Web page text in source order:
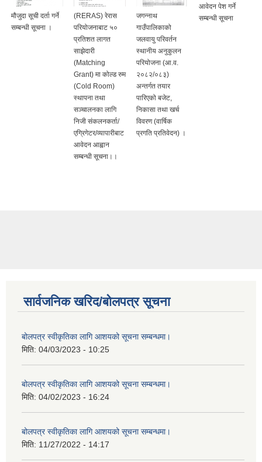
मौजुदा सूची दर्ता गर्ने
सम्बन्धी सूचना ।
(RERAS) रेरास
परियोजनाबाट ५०
प्रतिशत लागत
साझेदारी
(Matching
Grant) मा कोल्ड रुम
(Cold Room)
स्थापना तथा
सञ्चालनका लागि
निजी संकलनकर्ता/
एग्रिगेटर/व्यापारीबाट
आवेदन आह्वान
सम्बन्धी सूचना।।
जगन्नाथ
गाउँपालिकाको
जलवायु परिवर्तन
स्थानीय अनुकुलन
परियोजना (आ.व.
२०८२/०८३)
अन्तर्गत तयार
पारिएको बजेट,
निकासा तथा खर्च
विवरण (वार्षिक
प्रगति प्रतिवेदन) ।
आवेदन पेश गर्ने
सम्बन्धी सूचना
सार्वजनिक खरिद/बोलपत्र सूचना
बोलपत्र स्वीकृतिका लागि आशयको सूचना सम्बन्धमा।
मिति: 04/03/2023 - 10:25
बोलपत्र स्वीकृतिका लागि आशयको सूचना सम्बन्धमा।
मिति: 04/02/2023 - 16:24
बोलपत्र स्वीकृतिका लागि आशयको सूचना सम्बन्धमा।
मिति: 11/27/2022 - 14:17